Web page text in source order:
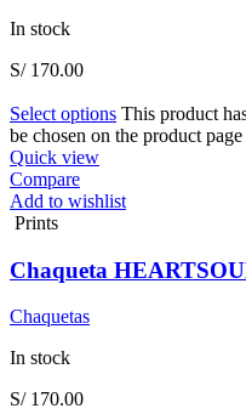
In stock
S/170.00
Select options This product
be chosen on the product page
Quick view
Compare
Add to wishlist
Prints
Chaqueta
Chaquetas
In stock
S/170.00